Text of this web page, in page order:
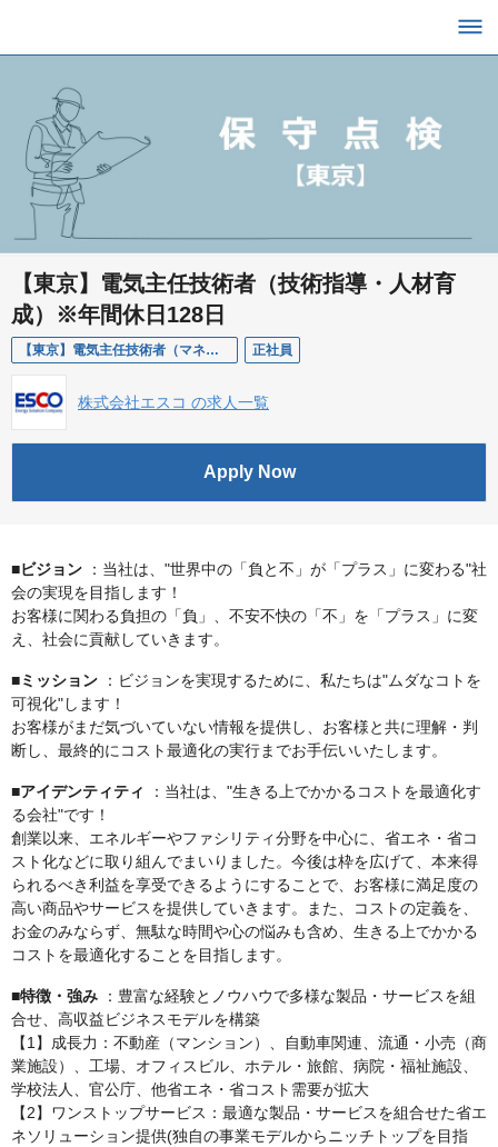
【東京】電気主任技術者（技術指導・人材育
成）※年間休日128日
【東京】電気主任技術者（マネジメント） 正社員
株式会社エスコ の求人一覧
Apply Now
■ビジョン ：当社は、"世界中の「負と不」が「プラス」に変わる"社
会の実現を目指します！
お客様に関わる負担の「負」、不安不快の「不」を「プラス」に変
え、社会に貢献していきます。
■ミッション ：ビジョンを実現するために、私たちは"ムダなコトを
可視化"します！
お客様がまだ気づいていない情報を提供し、お客様と共に理解・判
断し、最終的にコスト最適化の実行までお手伝いいたします。
■アイデンティティ
：当社は、"生きる上でかかるコストを最適化す
る会社"です！
創業以来、エネルギーやファシリティ分野を中心に、省エネ・省コ
スト化などに取り組んでまいりました。今後は枠を広げて、本来得
られるべき利益を享受できるようにすることで、お客様に満足度の
高い商品やサービスを提供していきます。また、コストの定義を、
お金のみならず、無駄な時間や心の悩みも含め、生きる上でかかる
コストを最適化することを目指します。
■特徴・強み ：豊富な経験とノウハウで多様な製品・サービスを組
合せ、高収益ビジネスモデルを構築
【1】成長力：不動産（マンション）、自動車関連、流通・小売（商
業施設）、工場、オフィスビル、ホテル・旅館、病院・福祉施設、
学校法人、官公庁、他省エネ・省コスト需要が拡大
【2】ワンストップサービス：最適な製品・サービスを組合せた省エ
ネソリューション提供(独自の事業モデルからニッチトップを目指